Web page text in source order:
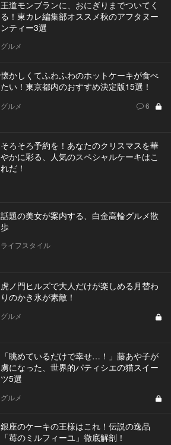
王道モンブランに、おにぎりまでついてく
る！東カレ編集部オススメ秋のアフタヌー
ンティー3選
グルメ
懐かしくてふわふわのホットケーキが食べ
たい！東京都内のおすすめ決定版15選！
グルメ 6
そろそろ予約を！あなたのクリスマスを華
やかに彩る、人気のスペシャルケーキはこ
れだ！
話題の美女が案内する、白金高輪グルメ散
歩
ライフスタイル
虎ノ門ヒルズで大人だけが楽しめる月替わ
りのかき氷が素敵！
グルメ
「眺めているだけで幸せ…！」藤あや子が
虜になった、世界的パティシエの猫スイー
ツ5選
グルメ
銀座のケーキの王様はこれ！伝説の逸品
「苺のミルフィーユ」徹底解剖！